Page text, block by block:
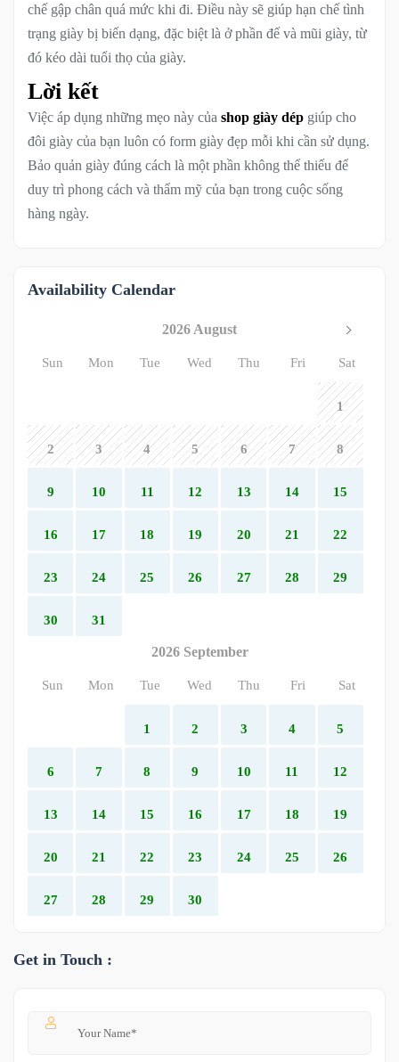
chế gập chân quá mức khi đi. Điều này sẽ giúp hạn chế tình
trạng giày bị biến dạng, đặc biệt là ở phần đế và mũi giày, từ
đó kéo dài tuổi thọ của giày.
Lời kết
Việc áp dụng những mẹo này của shop giày dép giúp cho
đôi giày của bạn luôn có form giày đẹp mỗi khi cần sử dụng.
Bảo quản giày đúng cách là một phần không thể thiếu để
duy trì phong cách và thẩm mỹ của bạn trong cuộc sống
hàng ngày.
Availability Calendar
2026 August
Sun Mon Tue Wed Thu Fri Sat
1
2 3 4 5 6 7 8
9 10 11 12 13 14 15
16 17 18 19 20 21 22
23 24 25 26 27 28 29
30 31
2026 September
Sun Mon Tue Wed Thu Fri Sat
1 2 3 4 5
6 7 8 9 10 11 12
13 14 15 16 17 18 19
20 21 22 23 24 25 26
27 28 29 30
Get in Touch :